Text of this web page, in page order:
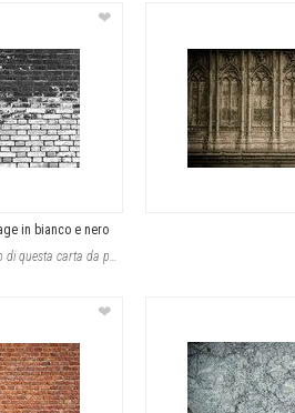
❤
in bianco e nero
L'effetto deciso e strutturato di questa carta da parati trasforma l'ambiente co
❤